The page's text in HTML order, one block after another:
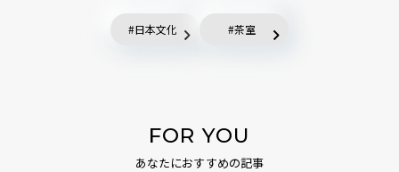
日本文化 茶室
FOR YOU
あなたにおすすめの記事